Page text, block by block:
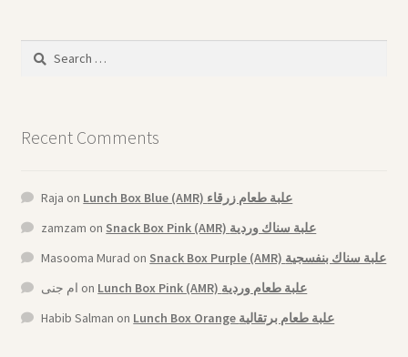
Search
Recent Comments
Raja on
Lunch Box Blue (AMR) علبة طعام زرقاء
zamzam on
Snack Box Pink (AMR) علبة سناك وردية
Masooma Murad on
Snack Box Purple (AMR) علبة سناك بنفسجية
ام جنى on
Lunch Box Pink (AMR) علبة طعام وردية
Habib Salman on Lunch Box Orange علبة طعام برتقالية